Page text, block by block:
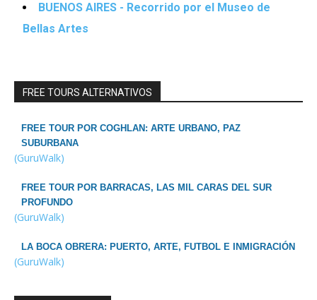
BUENOS AIRES - Recorrido por el Museo de
Bellas Artes
FREE TOURS ALTERNATIVOS
FREE TOUR POR COGHLAN: ARTE URBANO, PAZ
SUBURBANA
(GuruWalk)
FREE TOUR POR BARRACAS, LAS MIL CARAS DEL SUR
PROFUNDO
(GuruWalk)
LA BOCA OBRERA: PUERTO, ARTE, FUTBOL E INMIGRACIÓN
(GuruWalk)